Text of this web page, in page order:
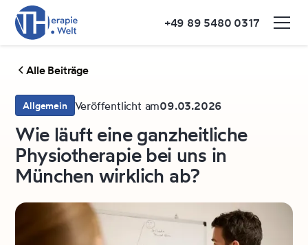
+49 89 5480 0317
Alle Beiträge
Allgemein Veröffentlicht am09.03.2026
Wie läuft eine ganzheitliche
Physiotherapie bei uns in
München wirklich ab?